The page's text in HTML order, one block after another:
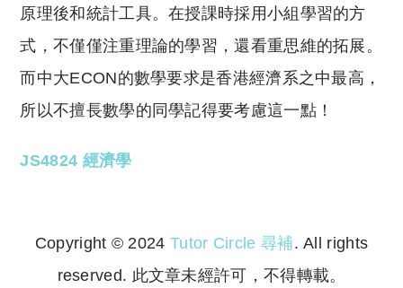
原理後和統計工具。在授課時採用小組學習的方
式，不僅僅注重理論的學習，還看重思維的拓展。
而中大ECON的數學要求是香港經濟系之中最高，
所以不擅長數學的同學記得要考慮這一點！
JS4824 經濟學
Copyright © 2024 Tutor Circle 尋補. All rights
reserved. 此文章未經許可，不得轉載。